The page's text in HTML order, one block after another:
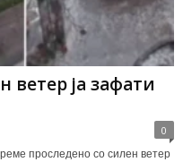
ветер ја зафати
0
проследено со силен ветер